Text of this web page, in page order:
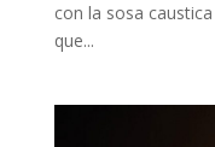
con la sosa
que...